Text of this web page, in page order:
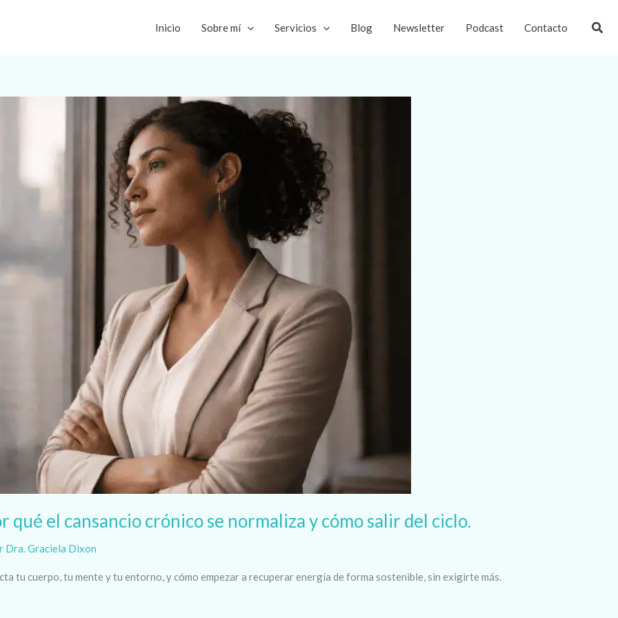
Inicio Sobre mí Servicios Blog Newsletter Podcast Contacto
el cansancio crónico se normaliza y cómo salir del ciclo.
Dra. Graciela Dixon
tu cuerpo, tu mente y tu entorno, y cómo empezar a recuperar energía de forma sostenible, sin exigirte más.